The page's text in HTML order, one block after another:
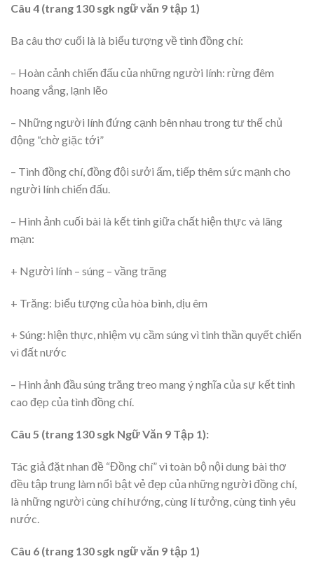
Câu 4 (trang 130 sgk ngữ văn 9 tập 1)
Ba câu thơ cuối là là biểu tượng về tình đồng chí:
– Hoàn cảnh chiến đấu của những người lính: rừng đêm
hoang vắng, lạnh lẽo
– Những người lính đứng cạnh bên nhau trong tư thế chủ
động “chờ giặc tới”
– Tình đồng chí, đồng đội sưởi ấm, tiếp thêm sức mạnh cho
người lính chiến đấu.
– Hình ảnh cuối bài là kết tinh giữa chất hiện thực và lãng
mạn:
+ Người lính – súng – vầng trăng
+ Trăng: biểu tượng của hòa bình, dịu êm
+ Súng: hiện thực, nhiệm vụ cầm súng vì tinh thần quyết chiến
vì đất nước
– Hình ảnh đầu súng trăng treo mang ý nghĩa của sự kết tinh
cao đẹp của tình đồng chí.
Câu 5 (trang 130 sgk Ngữ Văn 9 Tập 1):
Tác giả đặt nhan đề “Đồng chí” vì toàn bộ nội dung bài thơ
đều tập trung làm nổi bật vẻ đẹp của những người đồng chí,
là những người cùng chí hướng, cùng lí tưởng, cùng tình yêu
nước.
Câu 6 (trang 130 sgk ngữ văn 9 tập 1)